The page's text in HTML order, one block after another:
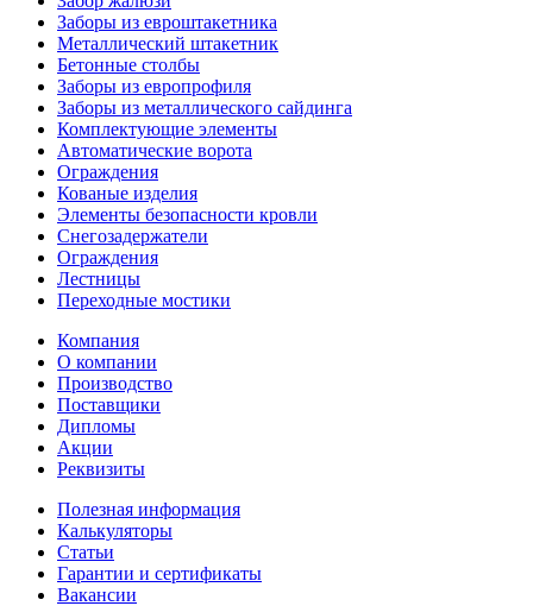
Заборы из евроштакетника
Металлический штакетник
Бетонные столбы
Заборы из европрофиля
Заборы из металлического сайдинга
Комплектующие элементы
Автоматические ворота
Ограждения
Кованые изделия
Элементы безопасности кровли
Снегозадержатели
Ограждения
Лестницы
Переходные мостики
Компания
О компании
Производство
Поставщики
Дипломы
Акции
Реквизиты
Полезная информация
Калькуляторы
Статьи
Гарантии и сертификаты
Вакансии